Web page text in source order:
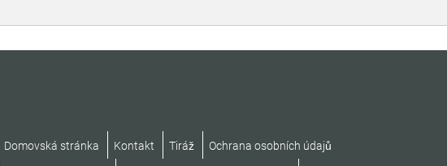
Domovská stránka Kontakt Tiráž Ochrana osobních údajů